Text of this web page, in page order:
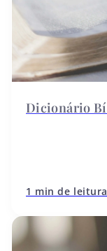
1 min de leitura